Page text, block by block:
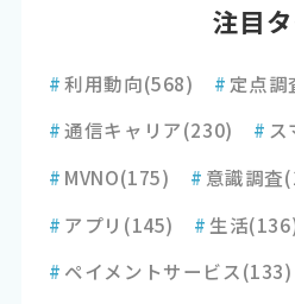
注目
#利用動向(568) # 定点調
#通信キャリア(230) # ス
# MVNO(175) # 意識調査
# アプリ (145) # 生活
# ペイメントサービス(133)